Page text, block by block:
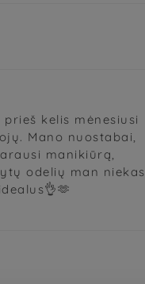
kelis mėnesiusi
Mano nuostabai,
manikiūrą,
odelių man niekas